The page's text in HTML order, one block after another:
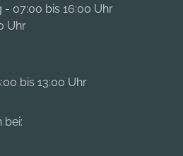
- 07:00 bis 16:00 Uhr
Uhr
bis 13:00 Uhr
bei: